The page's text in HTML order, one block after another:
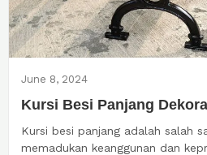
June 8, 2024
Kursi Besi Panjang
Kursi besi panjang adalah salah
memadukan keanggunan dan